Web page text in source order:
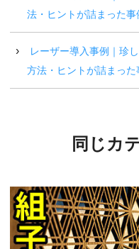
法・ヒントが詰まった事
レーザー導入事例｜珍
方法・ヒントが詰まった
同じカ